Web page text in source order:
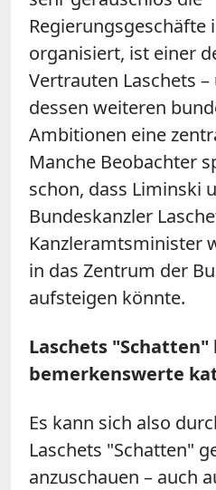
Regierungsgeschäfte
organisiert, ist einer
Vertrauten Laschets
dessen weiteren
Ambitionen eine
Manche Beobachter
schon, dass Liminski
Bundeskanzler
Kanzleramtsminister
in das Zentrum der
aufsteigen könnte.
Laschets "Schatten"
bemerkenswerte
Es kann sich also
Laschets "Schatten"
anzuschauen – auch